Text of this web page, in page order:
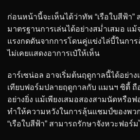
ก่อนหน้านี้จะเห็นได้ว่าทัพ “เรือใบสีฟ้า”
มาตรฐานการเล่นได้อย่างสม่ำเสมอ แม้
แรงกดดันจากการโดนคู่แข่งไล่บี้ในกา
ไม่เคยแสดงอาการเป๋ให้เห็น
อาร์เซน่อล อาจเริ่มต้นฤดูกาลนี้ได้อย่าง
เทียบฟอร์มปลายฤดูกาลกับ แมนฯ ซิตี้ ถื
อย่างยิ่ง แม้เพียงเสมอสองสามนัดหรือ
ทำให้ความหวังในการลุ้นแชมป์ของพว
“เรือใบสีฟ้า” สามารถรักษาจังหวะฟอร์